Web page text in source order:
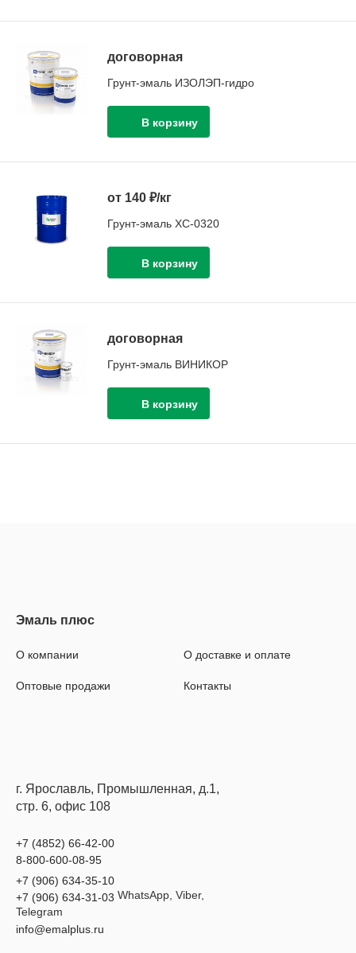
договорная
Грунт-эмаль ИЗОЛЭП-гидро
от 140 ₽/кг
Грунт-эмаль ХС-0320
договорная
Грунт-эмаль ВИНИКОР
О компании
Оптовые продажи
О доставке и оплате
Контакты
г. Ярославль, Промышленная, д.1,
стр. 6, офис 108
+7 (4852) 66-42-00
8-800-600-08-95
+7 (906) 634-35-10
+7 (906) 634-31-03 WhatsApp, Viber,
Telegram
info@emalplus.ru